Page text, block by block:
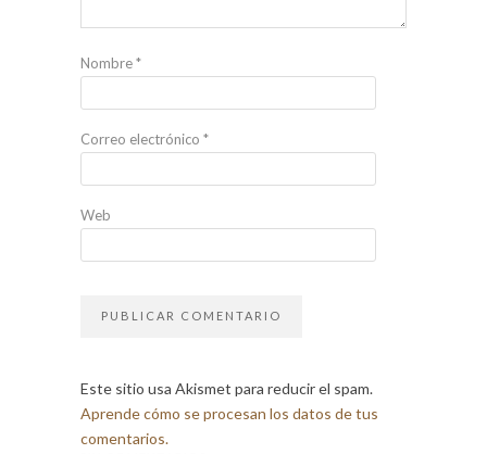
Nombre*
Correo electrónico *
Web
Este sitio usa Akismet para reducir el spam.
Aprende cómo se procesan los datos de tus
comentarios.